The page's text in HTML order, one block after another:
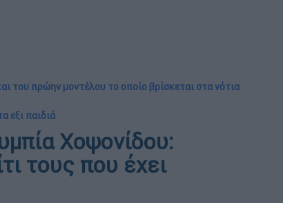
του πρώην μοντέλου το οποίο βρίσκεται στα νότια
εξι παιδιά
Χοψονίδου:
τους που έχει